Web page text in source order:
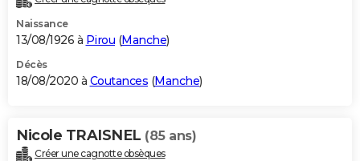
Naissance
13/08/1926 à Pirou (Manche)
Décès
18/08/2020 à Coutances (Manche)
Nicole TRAISNEL (85 ans)
Créer une cagnotte obsèques